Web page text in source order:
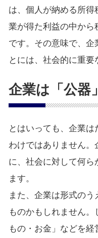
は、個人が納める所
業が得た利益の中から
です。その意味で、企
とには、社会的に重要
企業は「公器
とはいっても、企業
わけではありません
に、社会に対して何ら
ます。
また、企業は形式の
ものかもしれません。
もの・お金」などを